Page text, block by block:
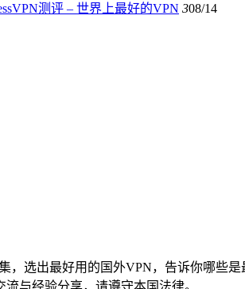
测评 – 世界上最好的VPN 308/14
，选出最好用的国外VPN，告诉你哪些